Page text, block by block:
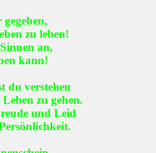
zu leben!
an,
kann!
du verstehen
zu gehen.
und Leid